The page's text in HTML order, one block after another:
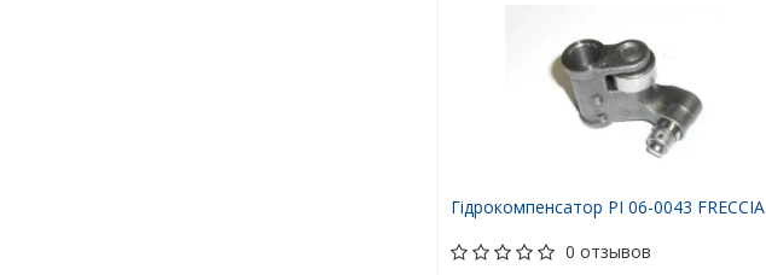
Гідрокомпенсатор PI 06-0043 FRECCIA
0 отзывов